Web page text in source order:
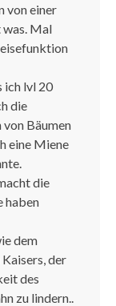
von einer
was. Mal
ich lvl 20
die
Bäumen
eine Miene
die
haben
dem
der
des
zu lindern..